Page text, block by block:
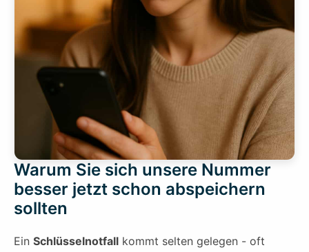
Warum Sie sich unsere Nummer
besser jetzt schon abspeichern
sollten
Ein Schlüsselnotfall kommt selten gelegen - oft